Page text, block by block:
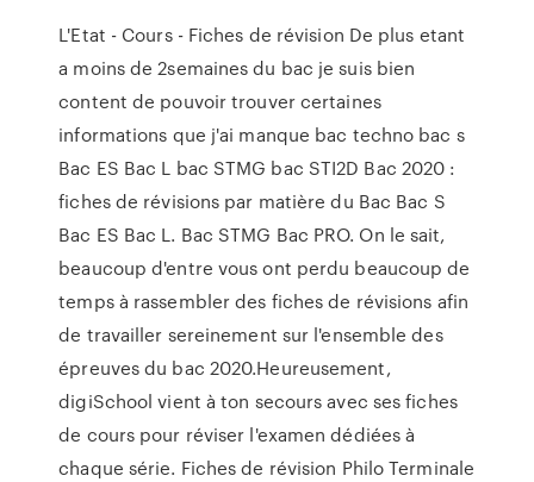
L'Etat - Cours - Fiches de révision De plus etant
a moins de 2semaines du bac je suis bien
content de pouvoir trouver certaines
informations que j'ai manque bac techno bac s
Bac ES Bac L bac STMG bac STI2D Bac 2020 :
fiches de révisions par matière du Bac Bac S
Bac ES Bac L. Bac STMG Bac PRO. On le sait,
beaucoup d'entre vous ont perdu beaucoup de
temps à rassembler des fiches de révisions afin
de travailler sereinement sur l'ensemble des
épreuves du bac 2020.Heureusement,
digiSchool vient à ton secours avec ses fiches
de cours pour réviser l'examen dédiées à
chaque série. Fiches de révision Philo Terminale